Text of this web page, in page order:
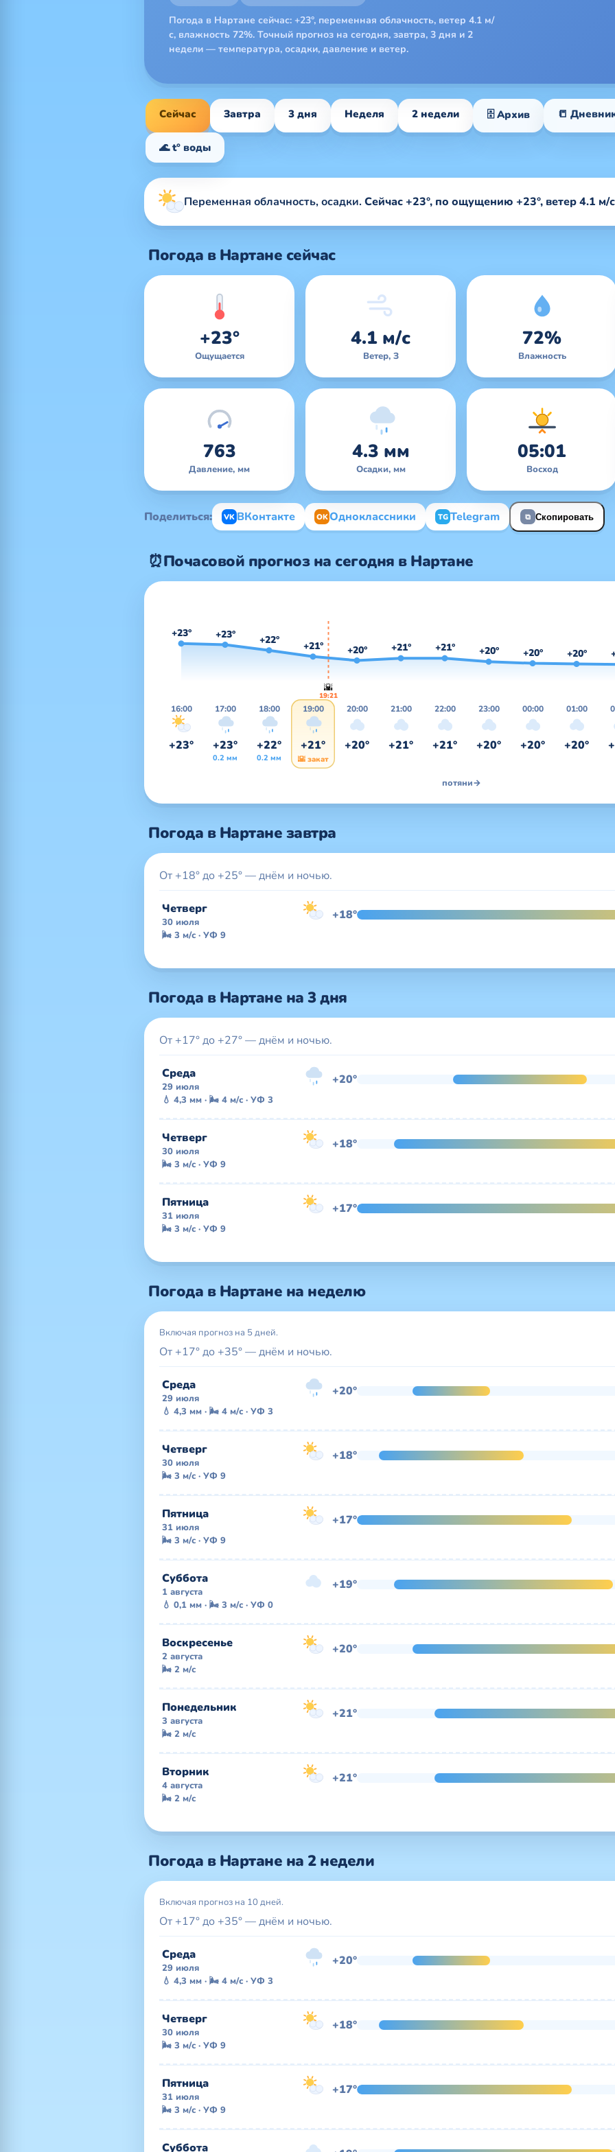
Погода в Нартане сейчас: +23°, переменная облачность, ветер 4.1 м/
с, влажность 72%. Точный прогноз на сегодня, завтра, 3 дня и 2
недели — температура, осадки, давление и ветер.
Сейчас Завтра 3 дня Неделя 2 недели 🗄 Архив 📒
🌊 t° воды
Переменная облачность, осадки. Сейчас +23°, по ощущению +23°, ветер 4.1 м/
Погода в Нартане сейчас
+23°
Ощущается
4.1 м/с
Ветер, З
72%
Влажность
763
Давление, мм
4.3 мм
Осадки, мм
05:01
Восход
Поделиться: VK ВКонтакте OKОдноклассники TG Telegram ⧉ Скопировать
⏰Почасовой прогноз на сегодня в Нартане
+23° +23° +22° +21° +20° +21° +21° +20° +20° +20°
🌇
19:21
16:00
+23°
17:00
+23°
0.2 мм
18:00
+22°
0.2 мм
19:00
+21°
🌇 закат
20:00
+20°
21:00
+21°
22:00
+21°
23:00
+20°
00:00
+20°
01:00
+20°
потяни→
Погода в Нартане завтра
От +18° до +25° — днём и ночью.
Четверг
30 июля +18°
🌬 3 м/с · УФ 9
Погода в Нартане на 3 дня
От +17° до +27° — днём и ночью.
Среда
29 июля +20°
💧 4,3 мм · 🌬 4 м/с · УФ 3
Четверг
30 июля +18°
🌬 3 м/с · УФ 9
Пятница
31 июля +17°
🌬 3 м/с · УФ 9
Погода в Нартане на неделю
Включая прогноз на 5 дней.
От +17° до +35° — днём и ночью.
Среда
29 июля +20°
💧 4,3 мм · 🌬 4 м/с · УФ 3
Четверг
30 июля +18°
🌬 3 м/с · УФ 9
Пятница
31 июля +17°
🌬 3 м/с · УФ 9
Суббота
1 августа +19°
💧 0,1 мм · 🌬 3 м/с · УФ 0
Воскресенье
2 августа +20°
🌬 2 м/с
Понедельник
3 августа +21°
🌬 2 м/с
Вторник
4 августа +21°
🌬 2 м/с
Погода в Нартане на 2 недели
Включая прогноз на 10 дней.
От +17° до +35° — днём и ночью.
Среда
29 июля +20°
💧 4,3 мм · 🌬 4 м/с · УФ 3
Четверг
30 июля +18°
🌬 3 м/с · УФ 9
Пятница
31 июля +17°
🌬 3 м/с · УФ 9
Суббота